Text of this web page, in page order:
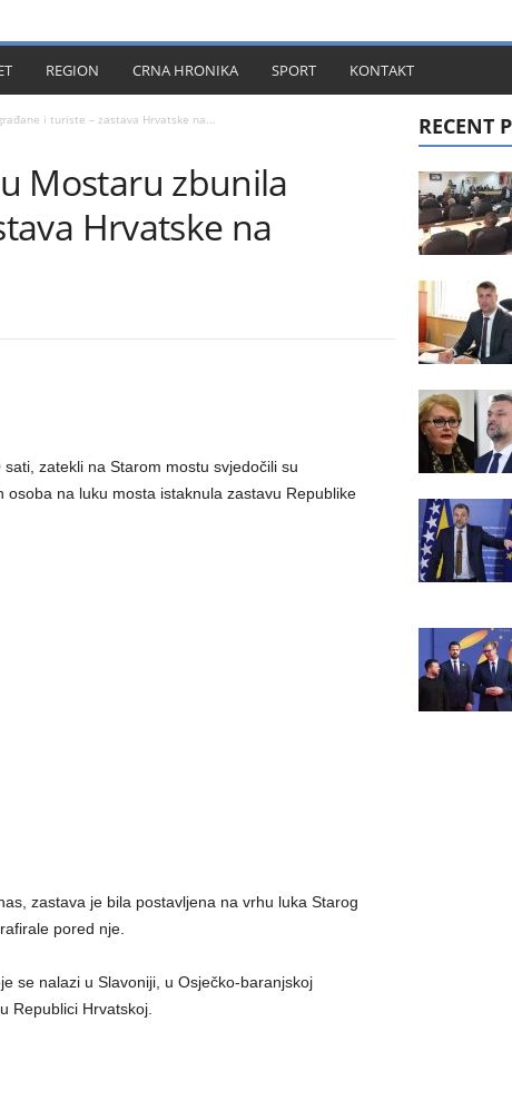
REGION CRNA HRONIKA SPORT KONTAKT
i turiste – zastava Hrvatske na...
Mostaru zbunila
Hrvatske na
zatekli na Starom mostu svjedočili su
na luku mosta istaknula zastavu Republike
zastava je bila postavljena na vrhu luka Starog
pored nje.
se nalazi u Slavoniji, u Osječko-baranjskoj
Republici Hrvatskoj.
RECENT